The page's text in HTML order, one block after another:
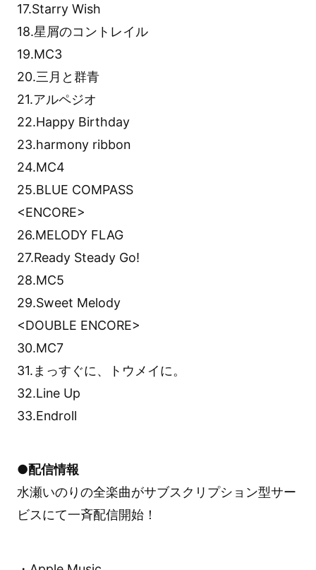
17.Starry Wish
18.星屑のコントレイル
19.MC3
20.三月と群青
21.アルペジオ
22.Happy Birthday
23.harmony ribbon
24.MC4
25.BLUE COMPASS
<ENCORE>
26.MELODY FLAG
27.Ready Steady Go!
28.MC5
29.Sweet Melody
<DOUBLE ENCORE>
30.MC7
31.まっすぐに、トウメイに。
32.Line Up
33.Endroll
●配信情報
水瀬いのりの全楽曲がサブスクリプション型サー
ビスにて一斉配信開始！